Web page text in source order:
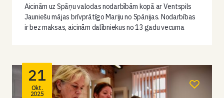
Aicinām uz Spāņu valodas nodarbībām kopā ar Ventspils
Jauniešu mājas brīvprātīgo Mariju no Spānijas. Nodarbības
ir bez maksas, aicinām dalībniekus no 13 gadu vecuma
21
Okt.
2025